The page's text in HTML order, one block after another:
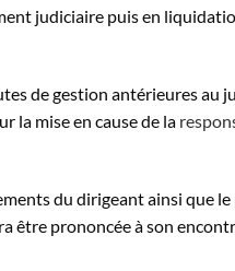
judiciaire puis en
de gestion antérieures au
la mise en cause de la
du dirigeant ainsi que
être prononcée à son